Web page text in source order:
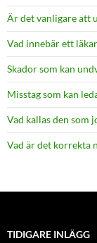
Är det vanligare att
Vad innebär ett
Skador som kan
Misstag som kan
Vad kallas den som
Vad är det korrekta
TIDIGARE INLÄGG